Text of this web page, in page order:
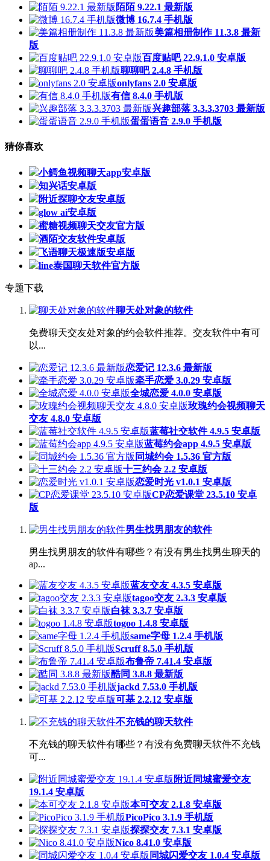
陌陌 9.22.1 最新版
微博 16.7.4 手机版
美篇相册制作 11.3.8 最新
版
百度贴吧 22.9.1.0 安卓版
聊聊吧 2.4.8 手机版
onlyfans 2.0 安卓版
有信 8.4.0 手机版
兴趣部落 3.3.3.3703 最新版
蛋蛋语音 2.9.0 手机版
猜你喜欢
小鳄鱼视频聊天app安卓版
知兴话安卓版
附近探聊交友安卓版
glow ai安卓版
蜜糖视频聊天交友官方版
酒陌交友软件安卓版
飞语聊天极速版安卓版
line泰国聊天软件官方版
专题下载
聊天处对象的软件
免费聊天交友处对象的约会软件推荐。交友软件中有可
以...
恋爱记 12.3.6 最新版
牵手恋爱 3.0.29 安卓版
全城恋爱 4.0.0 安卓版
玫瑰约会视频聊天
交友 4.8.0 安卓版
蓝莓社交软件 4.9.5 安卓版
蓝莓约会app 4.9.5 安卓版
同城约会 1.5.36 官方版
十三约会 2.2 安卓版
恋爱时光 v1.0.1 安卓版
CP恋爱课堂 23.5.10 安卓
版
男生找男朋友的软件
男生找男朋友的软件有哪些？有没有男生找男生聊天的
ap...
蓝友交友 4.3.5 安卓版
tagoo交友 2.3.3 安卓版
白袜 3.3.7 安卓版
togoo 1.4.8 安卓版
same字母 1.2.4 手机版
Scruff 8.5.0 手机版
布鲁帝 7.41.4 安卓版
酷同 3.8.8 最新版
jackd 7.53.0 手机版
可基 2.2.12 安卓版
不充钱的聊天软件
不充钱的聊天软件有哪些？有没有免费聊天软件不充钱
可...
附近同城蜜爱交友
19.1.4 安卓版
本可交友 2.1.8 安卓版
PicoPico 3.1.9 手机版
探探交友 7.3.1 安卓版
Nico 8.41.0 安卓版
同城闪爱交友 1.0.4 安卓版